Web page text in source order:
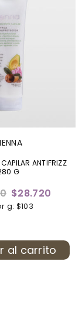
ANTIFRIZZ
G
$28.720
g: $103
al carrito